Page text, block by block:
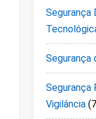
Segurança
Segurança
Segurança
Vigilância